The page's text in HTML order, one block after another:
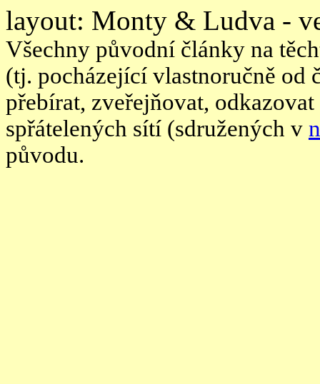
layout: Monty & Ludva -
Všechny původní články na
(tj. pocházející vlastnoručně
přebírat, zveřejňovat,
spřátelených sítí (sdružených v
původu.